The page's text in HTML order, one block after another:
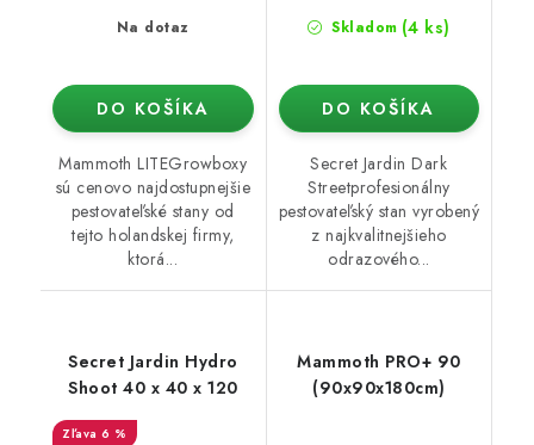
Na dotaz
DO KOŠÍKA
Mammoth LITEGrowboxy
sú cenovo najdostupnejšie
pestovateľské stany od
tejto holandskej firmy,
ktorá...
Skladom (4 ks)
DO KOŠÍKA
Secret Jardin Dark
Streetprofesionálny
pestovateľský stan vyrobený
z najkvalitnejšieho
odrazového...
Secret Jardin Hydro
Shoot 40 x 40 x 120
6 %
Mammoth PRO+ 90
(90x90x180cm)